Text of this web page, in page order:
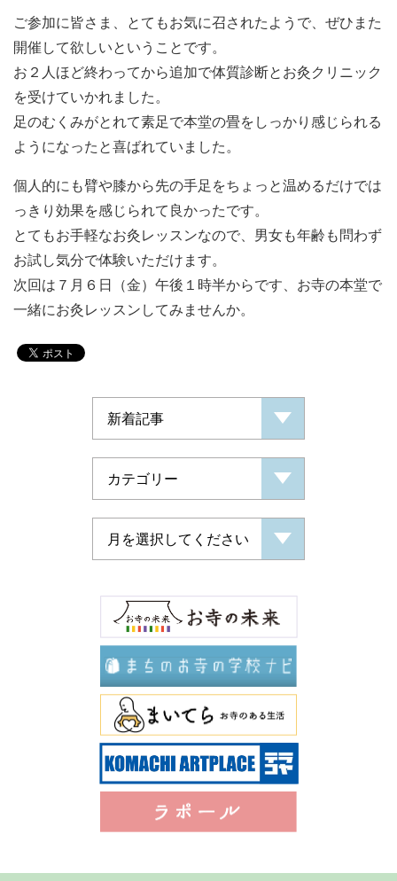
ご参加に皆さま、とてもお気に召されたようで、ぜひまた
開催して欲しいということです。
お２人ほど終わってから追加で体質診断とお灸クリニック
を受けていかれました。
足のむくみがとれて素足で本堂の畳をしっかり感じられる
ようになったと喜ばれていました。
個人的にも臂や膝から先の手足をちょっと温めるだけでは
っきり効果を感じられて良かったです。
とてもお手軽なお灸レッスンなので、男女も年齢も問わず
お試し気分で体験いただけます。
次回は７月６日（金）午後１時半からです、お寺の本堂で
一緒にお灸レッスンしてみませんか。